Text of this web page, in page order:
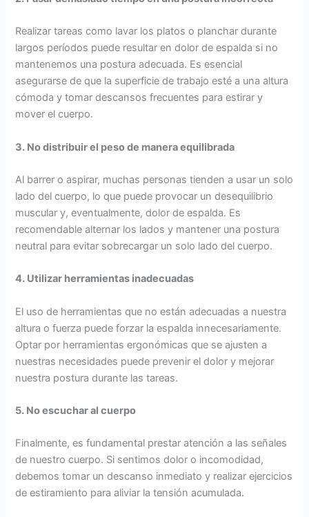
Realizar tareas como lavar los platos o planchar durante
largos períodos puede resultar en dolor de espalda si no
mantenemos una postura adecuada. Es esencial
asegurarse de que la superficie de trabajo esté a una altura
cómoda y tomar descansos frecuentes para estirar y
mover el cuerpo.
3. No distribuir el peso de manera equilibrada
Al barrer o aspirar, muchas personas tienden a usar un solo
lado del cuerpo, lo que puede provocar un desequilibrio
muscular y, eventualmente, dolor de espalda. Es
recomendable alternar los lados y mantener una postura
neutral para evitar sobrecargar un solo lado del cuerpo.
4. Utilizar herramientas inadecuadas
El uso de herramientas que no están adecuadas a nuestra
altura o fuerza puede forzar la espalda innecesariamente.
Optar por herramientas ergonómicas que se ajusten a
nuestras necesidades puede prevenir el dolor y mejorar
nuestra postura durante las tareas.
5. No escuchar al cuerpo
Finalmente, es fundamental prestar atención a las señales
de nuestro cuerpo. Si sentimos dolor o incomodidad,
debemos tomar un descanso inmediato y realizar ejercicios
de estiramiento para aliviar la tensión acumulada.